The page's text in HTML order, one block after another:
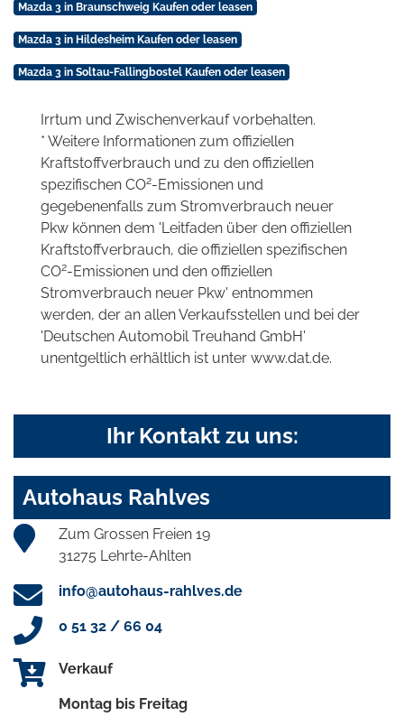
Mazda 3 in Braunschweig Kaufen oder leasen
Mazda 3 in Hildesheim Kaufen oder leasen
Mazda 3 in Soltau-Fallingbostel Kaufen oder leasen
Irrtum und Zwischenverkauf vorbehalten.
* Weitere Informationen zum offiziellen
Kraftstoffverbrauch und zu den offiziellen
spezifischen CO2-Emissionen und
gegebenenfalls zum Stromverbrauch neuer
Pkw können dem 'Leitfaden über den offiziellen
Kraftstoffverbrauch, die offiziellen spezifischen
CO2-Emissionen und den offiziellen
Stromverbrauch neuer Pkw' entnommen
werden, der an allen Verkaufsstellen und bei der
'Deutschen Automobil Treuhand GmbH'
unentgeltlich erhältlich ist unter www.dat.de.
Ihr Kontakt zu uns:
Autohaus Rahlves
Zum Grossen Freien 19
31275 Lehrte-Ahlten
info@autohaus-rahlves.de
0 51 32 / 66 04
Verkauf
Montag bis Freitag